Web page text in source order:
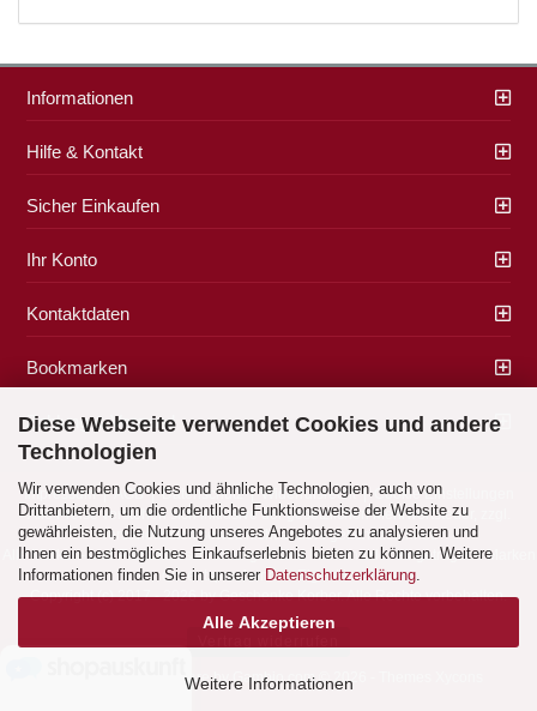
Diese Webseite verwendet Cookies und andere
Technologien
Wir verwenden Cookies und ähnliche Technologien, auch von
Drittanbietern, um die ordentliche Funktionsweise der Website zu
gewährleisten, die Nutzung unseres Angebotes zu analysieren und
Ihnen ein bestmögliches Einkaufserlebnis bieten zu können. Weitere
Informationen finden Sie in unserer Datenschutzerklärung.
Alle Akzeptieren
Weitere Informationen
Informationen
Hilfe & Kontakt
Sicher Einkaufen
Ihr Konto
Kontaktdaten
Bookmarken
Zahlung & Versand
Impressum|AGB|Datenschutz|Widerrufsrecht| Cookie Einstellungen
Alle Preise verstehen sich inklusive der gesetzlichen Mehrwertsteuer, zzgl.
Versandkostensoweit nicht anders gekennzeichnet.
Alle Marken- und Produktbeschreibungen sind Marken oder eingetragene Marken
der entsprechenden Eigentümer.
Copyright (c) 2017 - 2026 by Geschenke Korber. Alle Rechte vorbehalten.
Shopping Cart Software by Gambio.com © 2026 - Themes